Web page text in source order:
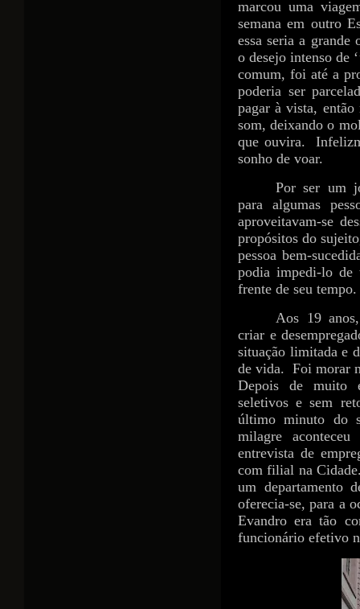
marcou uma
semana em outro
essa seria a grande
o desejo intenso de
comum, foi até a
poderia ser
pagar à vista,
som, deixando o
que ouvira.
sonho de voar.
Por ser um
para algumas
aproveitavam-se
propósitos do
pessoa bem-
podia impedi-lo de
frente de seu tempo.
Aos 19
criar e
situação limitada e
de vida. Foi morar
Depois de muito
seletivos e sem
último minuto do
milagre
entrevista de
com filial na
um departamento
oferecia-se, para a
Evandro era tão
funcionário efetivo